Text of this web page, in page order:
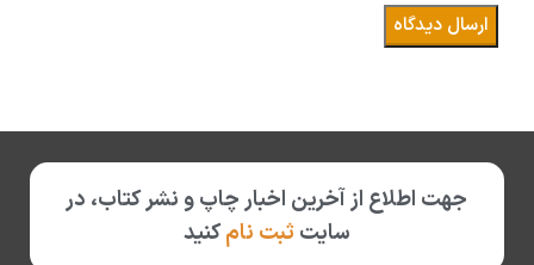
جهت اطلاع از آخرین اخبار چاپ و نشر کتاب، در
سایت ثبت نامکنید